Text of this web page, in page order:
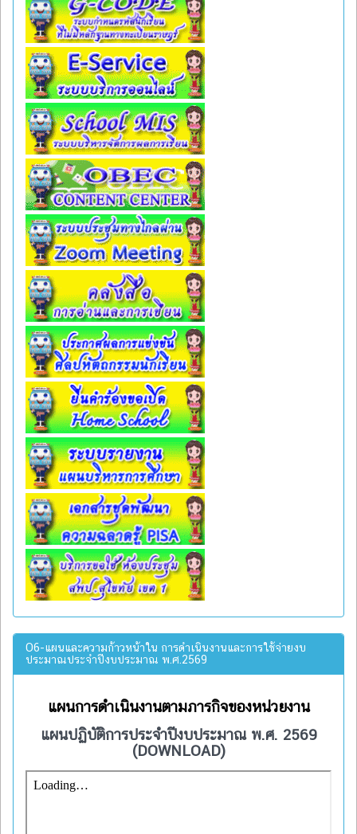
O6-แผนและความก้าวหน้าใน การดำเนินงานและการใช้จ่ายงบ
ประมาณประจำปีงบประมาณ พ.ศ.2569
แผนการดำเนินงานตามภารกิจของหน่วยงาน
แผนปฏิบัติการประจำปีงบประมาณ พ.ศ. 2569
(DOWNLOAD)